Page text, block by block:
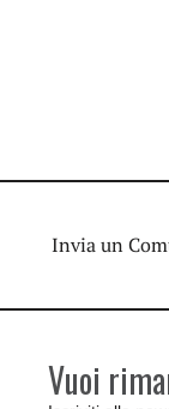
Invia un
Vuoi